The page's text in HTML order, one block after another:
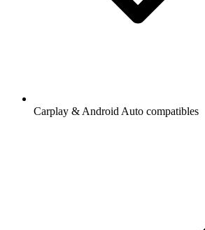
Carplay & Android Auto compatibles